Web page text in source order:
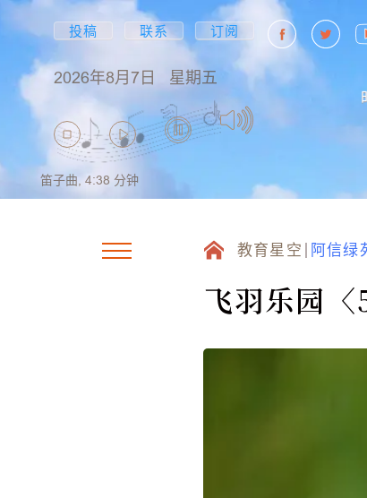
投稿 联系 订阅
2026年8月7日 星期五
笛子曲, 4:38 分钟
教育星空 阿信绿
飞羽乐园